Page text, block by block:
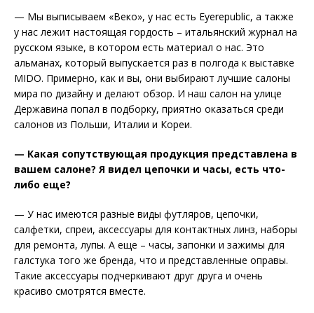
— Мы выписываем «Веко», у нас есть Eyerepublic, а также
у нас лежит настоящая гордость – итальянский журнал на
русском языке, в котором есть материал о нас. Это
альманах, который выпускается раз в полгода к выставке
MIDO. Примерно, как и вы, они выбирают лучшие салоны
мира по дизайну и делают обзор. И наш салон на улице
Державина попал в подборку, приятно оказаться среди
салонов из Польши, Италии и Кореи.
— Какая сопутствующая продукция представлена в
вашем салоне? Я видел цепочки и часы, есть что-
либо еще?
— У нас имеются разные виды футляров, цепочки,
салфетки, спреи, аксессуары для контактных линз, наборы
для ремонта, лупы. А еще – часы, запонки и зажимы для
галстука того же бренда, что и представленные оправы.
Такие аксессуары подчеркивают друг друга и очень
красиво смотрятся вместе.